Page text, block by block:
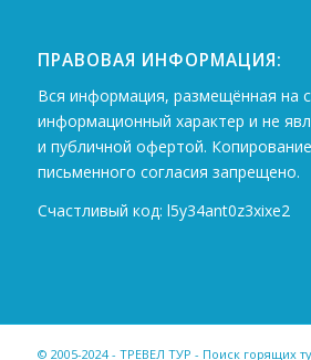
ПРАВОВАЯ ИНФОРМАЦИЯ:
Вся информация, размещённая на
информационный характер и не
и публичной офертой.
письменного согласия запрещено.
Счастливый код: l5y34ant0z3xixe2
© 2005-2024 - ТРЕВЕЛ ТУР - Поиск горящих